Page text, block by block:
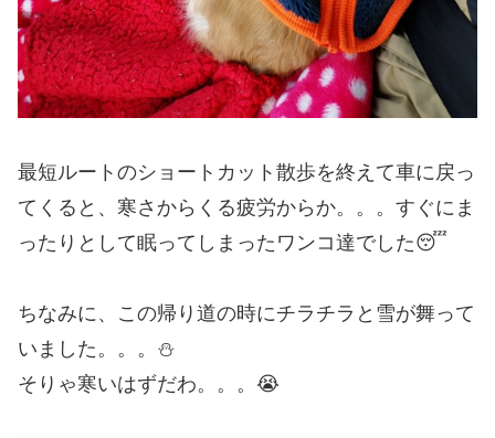
最短ルートのショートカット散歩を終えて車に戻っ
てくると、寒さからくる疲労からか。。。すぐにま
ったりとして眠ってしまったワンコ達でした😴
ちなみに、この帰り道の時にチラチラと雪が舞って
いました。。。⛄
そりゃ寒いはずだわ。。。😭